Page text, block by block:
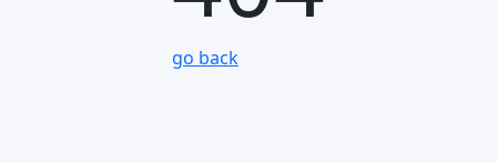
go back